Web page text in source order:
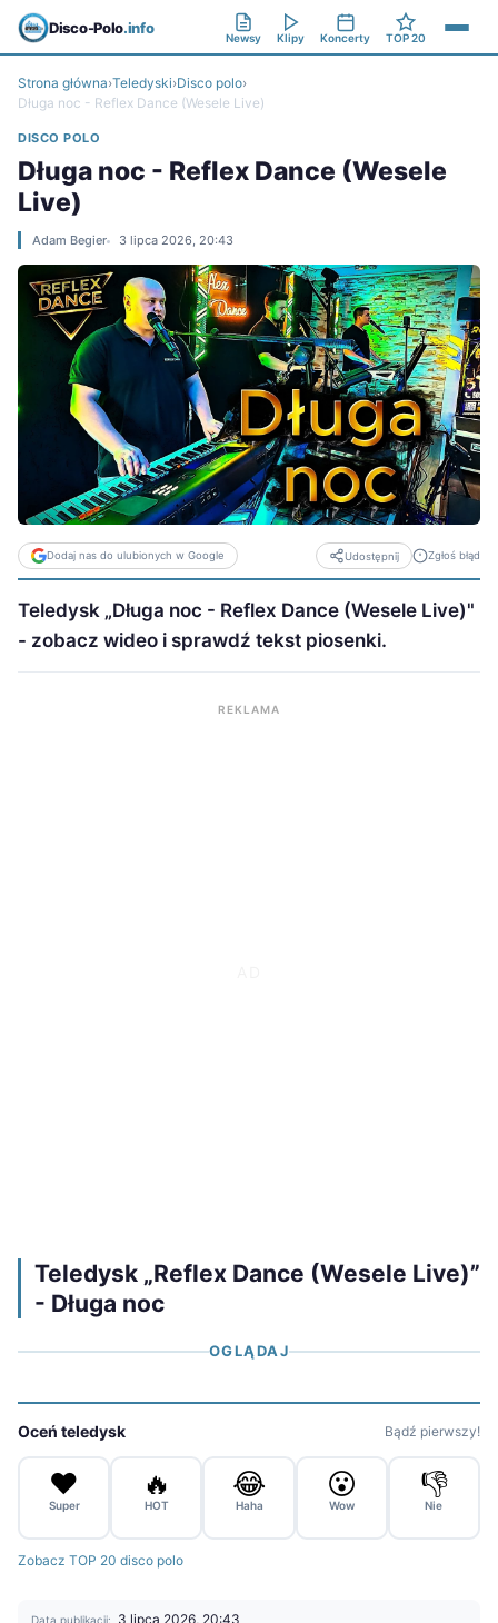
Disco-Polo.info
Newsy Klipy Koncerty TOP 20
Strona główna›Teledyski›Disco polo›
Długa noc - Reflex Dance (Wesele Live)
DISCO POLO
Długa noc - Reflex Dance (Wesele
Live)
Adam Begier 3 lipca 2026, 20:43
Dodaj nas do ulubionych w Google Udostępnij Zgłoś błąd
Teledysk „Długa noc - Reflex Dance (Wesele Live)"
- zobacz wideo i sprawdź tekst piosenki.
REKLAMA
Teledysk „Reflex Dance (Wesele Live)”
- Długa noc
OGLĄDAJ
Oceń teledysk Bądź pierwszy!
❤️
Super
🔥
HOT
😂
Haha
😮
Wow
👎
Nie
Zobacz TOP 20 disco polo
Data publikacji: 3 lipca 2026, 20:43